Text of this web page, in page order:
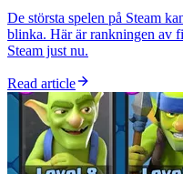
De största spelen på Steam
blinka. Här är rankningen av
Steam just nu.
Read article